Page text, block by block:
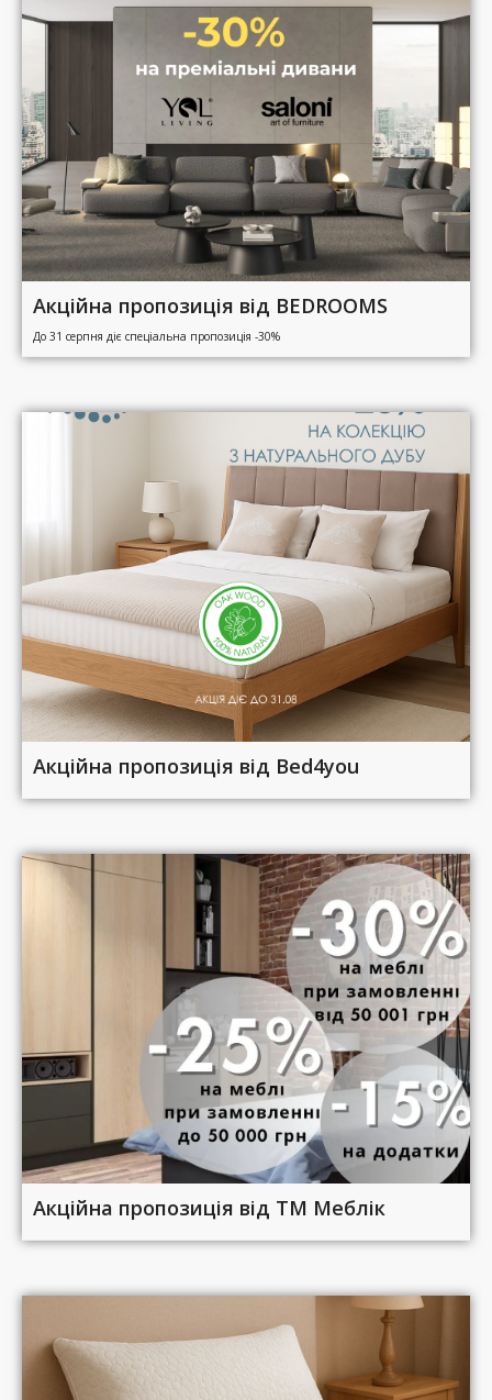
Акційна пропозиція від BEDROOMS
До 31 серпня діє спеціальна пропозиція -30%
Акційна пропозиція від Bed4you
Акційна пропозиція від ТМ Меблік